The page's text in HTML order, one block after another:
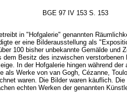
BGE 97 IV 153 S. 153
in "Hofgalerie" genannten
er eine Bilderausstellung als
100 bisher unbekannte Gemälde und
dem Besitz des inzwischen verstorbenen
In der Hofgalerie hingen während
als Werke von van Gogh, Cézanne,
waren. Die Bilder waren käuflich.
echten Werken der genannten